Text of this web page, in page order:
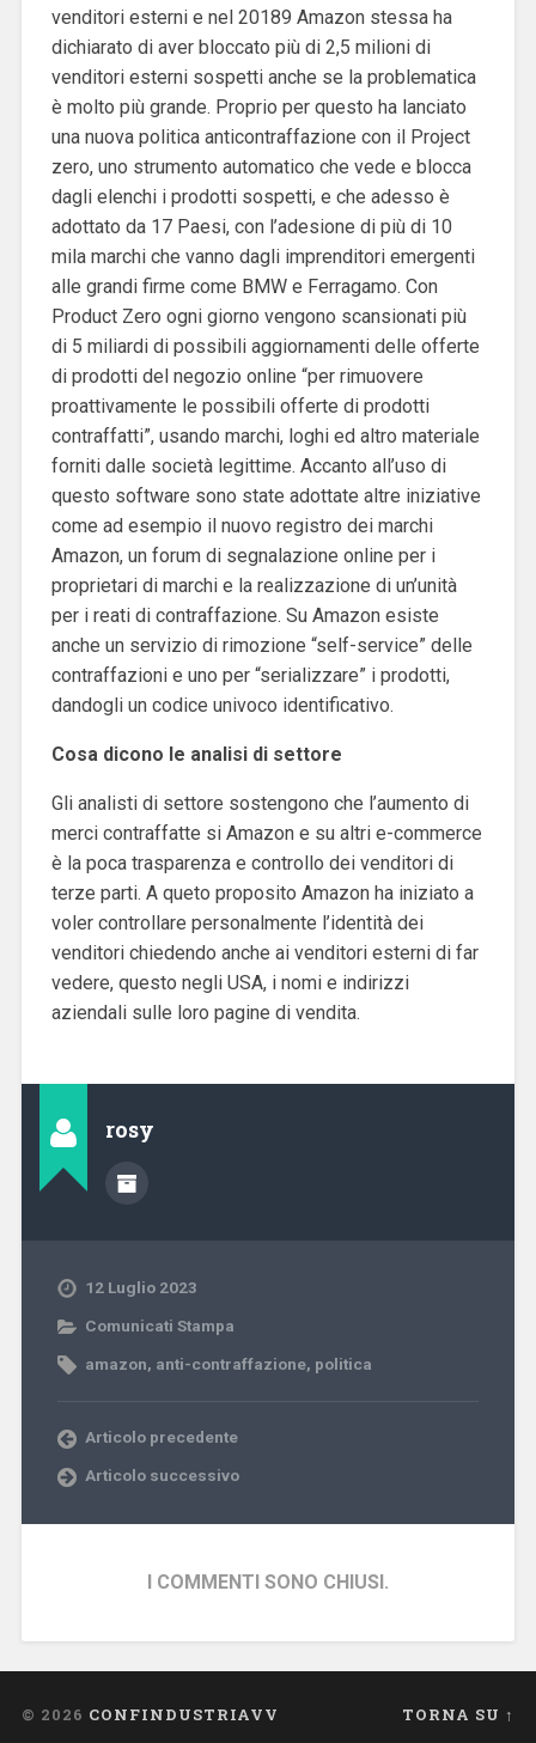
venditori esterni e nel 20189 Amazon stessa ha
dichiarato di aver bloccato più di 2,5 milioni di
venditori esterni sospetti anche se la problematica
è molto più grande. Proprio per questo ha lanciato
una nuova politica anticontraffazione con il Project
zero, uno strumento automatico che vede e blocca
dagli elenchi i prodotti sospetti, e che adesso è
adottato da 17 Paesi, con l’adesione di più di 10
mila marchi che vanno dagli imprenditori emergenti
alle grandi firme come BMW e Ferragamo. Con
Product Zero ogni giorno vengono scansionati più
di 5 miliardi di possibili aggiornamenti delle offerte
di prodotti del negozio online “per rimuovere
proattivamente le possibili offerte di prodotti
contraffatti”, usando marchi, loghi ed altro materiale
forniti dalle società legittime. Accanto all’uso di
questo software sono state adottate altre iniziative
come ad esempio il nuovo registro dei marchi
Amazon, un forum di segnalazione online per i
proprietari di marchi e la realizzazione di un’unità
per i reati di contraffazione. Su Amazon esiste
anche un servizio di rimozione “self-service” delle
contraffazioni e uno per “serializzare” i prodotti,
dandogli un codice univoco identificativo.
Cosa dicono le analisi di settore
Gli analisti di settore sostengono che l’aumento di
merci contraffatte si Amazon e su altri e-commerce
è la poca trasparenza e controllo dei venditori di
terze parti. A queto proposito Amazon ha iniziato a
voler controllare personalmente l’identità dei
venditori chiedendo anche ai venditori esterni di far
vedere, questo negli USA, i nomi e indirizzi
aziendali sulle loro pagine di vendita.
rosy
12 Luglio 2023
Comunicati Stampa
amazon, anti-contraffazione, politica
Articolo precedente
Articolo successivo
I COMMENTI SONO CHIUSI.
© 2026 CONFINDUSTRIAVV TORNA SU ↑